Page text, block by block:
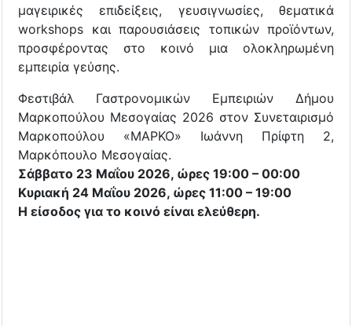
μαγειρικές επιδείξεις, γευσιγνωσίες, θεματικά
workshops και παρουσιάσεις τοπικών προϊόντων,
προσφέροντας στο κοινό μια ολοκληρωμένη
εμπειρία γεύσης.
Φεστιβάλ Γαστρονομικών Εμπειριών Δήμου
Μαρκοπούλου Μεσογαίας 2026 στον Συνεταιρισμό
Μαρκοπούλου «ΜΑΡΚΟ» Ιωάννη Πρίφτη 2,
Μαρκόπουλο Μεσογαίας.
Σάββατο 23 Μαΐου 2026, ώρες 19:00 – 00:00
Κυριακή 24 Μαΐου 2026, ώρες 11:00 – 19:00
Η είσοδος για το κοινό είναι ελεύθερη.